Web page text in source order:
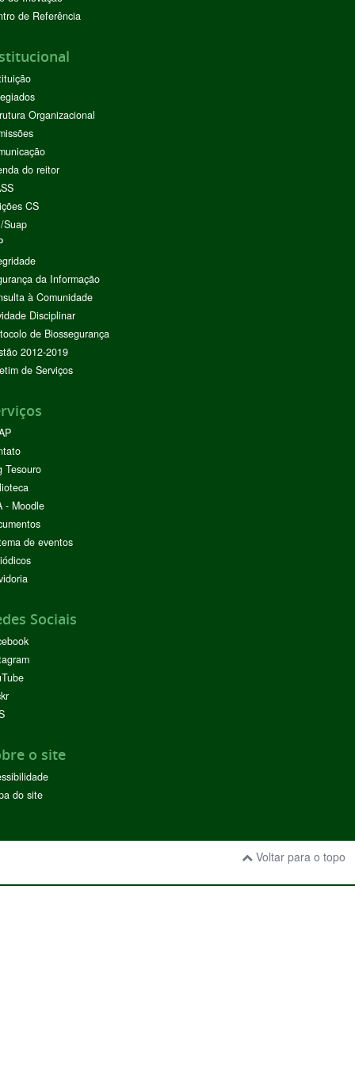
de Referência
Organizacional
do reitor
CS
Suap
da Informação
à Comunidade
Disciplinar
de Biossegurança
2012-2019
de Serviços
Tesouro
- Moodle
de eventos
Sociais
o site
do site
Voltar para o topo